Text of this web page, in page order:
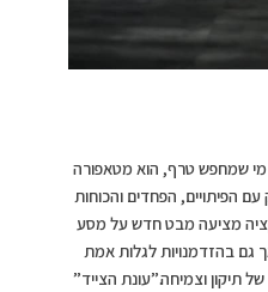
מי שמחפש טרף, הוא מטאפורה
הפיתויים, הפחדים והכוחות
מציעה מבט חדש על מסע
גם בהזדמנויות לגלות אמת
תיקון וצמיחה.”עונת הצייד”